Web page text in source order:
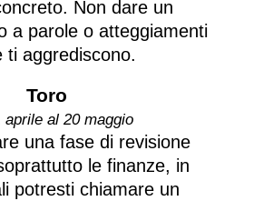
Non dare un
a parole o atteggiamenti
ti aggrediscono.
Toro
aprile al 20 maggio
una fase di revisione
le finanze, in
potresti chiamare un